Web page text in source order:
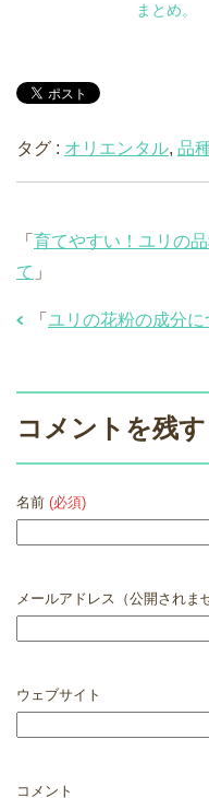
まとめ。
タグ : オリエンタル, 品
「 育てやすい！ユリの
て 」
「 ユリの花粉の成分
コメントを残す
名前 (必須)
メールアドレス（公開されま
ウェブサイト
コメント